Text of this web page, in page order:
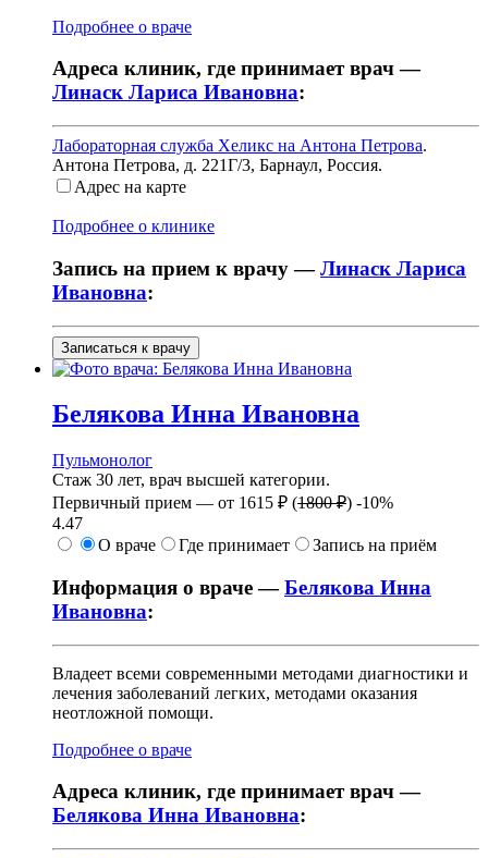
Подробнее о враче
Адреса клиник, где принимает врач —
Линаск Лариса Ивановна:
Лабораторная служба Хеликс на Антона Петрова.
Антона Петрова, д. 221Г/3, Барнаул, Россия.
Адрес на карте
Подробнее о клинике
Запись на прием к врачу —Линаск Лариса
Ивановна:
Записаться к врачу
Белякова Инна Ивановна
Пульмонолог
Стаж 30 лет, врач высшей категории.
Первичный прием — от 1615 ₽ (1800 ₽) -10%
4.47
О враче
Где принимает Запись на приём
Информация о враче —Белякова Инна
Ивановна:
Владеет всеми современными методами диагностики и
лечения заболеваний легких, методами оказания
неотложной помощи.
Подробнее о враче
Адреса клиник, где принимает врач —
Белякова Инна Ивановна: